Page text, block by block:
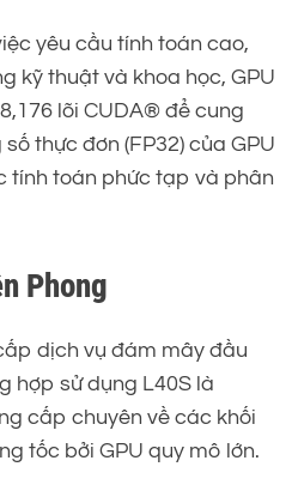
yêu cầu tính toán cao,
kỹ thuật và khoa học, GPU
lõi CUDA® để cung
thực đơn (FP32) của GPU
tính toán phức tạp và phân
Phong
dịch vụ đám mây đầu
hợp sử dụng L40S là
cấp chuyên về các khối
tốc bởi GPU quy mô lớn.